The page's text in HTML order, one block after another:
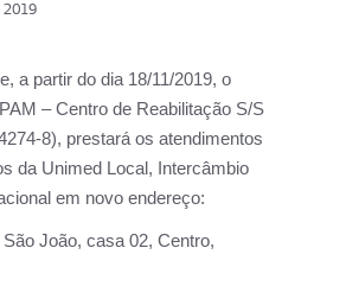
2019
a partir do dia 18/11/2019, o
– Centro de Reabilitação S/S
8), prestará os atendimentos
da Unimed Local, Intercâmbio
em novo endereço:
São João, casa 02, Centro,